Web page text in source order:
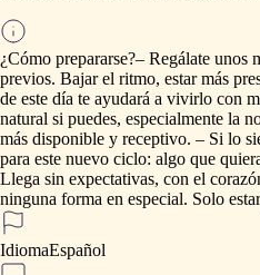
¿Cómo prepararse?– Regálate unos
previos. Bajar el ritmo, estar más
de este día te ayudará a vivirlo con
natural si puedes, especialmente la
más disponible y receptivo. – Si lo
para este nuevo ciclo: algo que
Llega sin expectativas, con el
ninguna forma en especial. Solo estar
IdiomaEspañol